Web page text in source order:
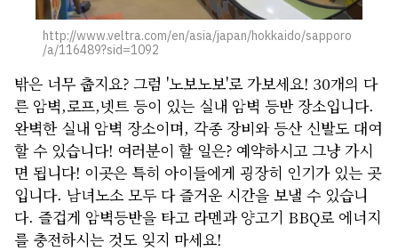
http://www.veltra.com/en/asia/japan/hokkaido/sapporo
/a/116489?sid=1092
밖은 너무 춥지요? 그럼 '노보노보'로 가보세요! 30개의 다
른 암벽,로프,넷트 등이 있는 실내 암벽 등반 장소입니다.
완벽한 실내 암벽 장소이며, 각종 장비와 등산 신발도 대여
할 수 있습니다! 여러분이 할 일은? 예약하시고 그냥 가시
면 됩니다! 이곳은 특히 아이들에게 굉장히 인기가 있는 곳
입니다. 남녀노소 모두 다 즐거운 시간을 보낼 수 있습니
다. 즐겁게 암벽등반을 타고 라멘과 양고기 BBQ로 에너지
를 충전하시는 것도 잊지 마세요!